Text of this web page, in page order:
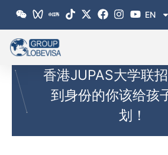
EN
香港JUPAS大学联
到身份的你该给孩
划！